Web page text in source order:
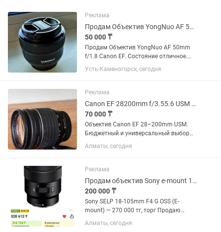
Реклама
Продам Объектив YongNuo AF 50mm f/1.8 Canon EF
50 000 ₸
Продам Объектив YongNuo AF 50mm
f/1.8 Canon EF. Состояние отличное.
Цена 50000. Возможен торг. Звоните в
любое время Динара
Усть-Каменогорск, сегодня
Реклама
Canon EF 28200mm f/3.55.6 USM универсальный зум
70 000 ₸
Объектив Canon EF 28–200mm USM.
Бюджетный и универсальный выбор
для начинающих фотографов.
Отличный универсальный объектив
большой диапазон фокусных
расстояний: от...
Алматы, сегодня
Реклама
Продам объектив Sony e-mount 18-105
200 000 ₸
Sony SELP 18-105mm F4 G OSS (E-
mount) — 270 000 тг, торг Продаю
универсальный объектив Sony 18–105
F4 G OSS. Отлично подходит для фото и
Алматы, сегодня